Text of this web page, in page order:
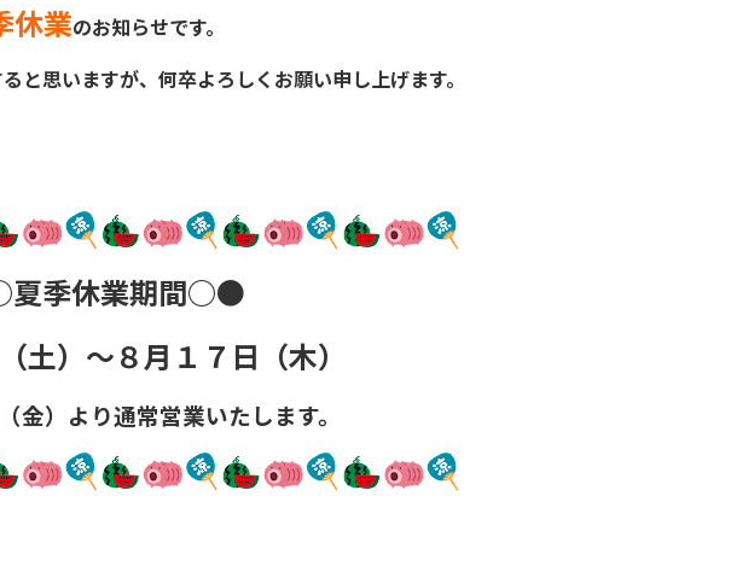
休業のお知らせです。
と思いますが、何卒よろしくお願い申し上げます。
季休業期間○●
土）～８月１７日（木）
金）より通常営業いたします。